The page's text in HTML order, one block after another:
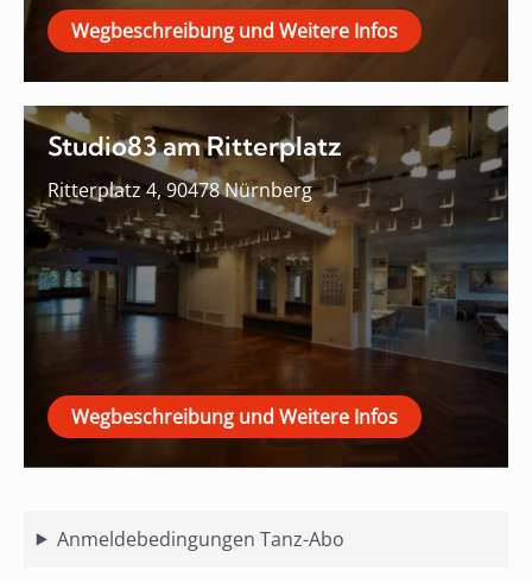
Wegbeschreibung und Weitere Infos
Studio83 am Ritterplatz
Ritterplatz 4, 90478 Nürnberg
Wegbeschreibung und Weitere Infos
Anmeldebedingungen Tanz-Abo